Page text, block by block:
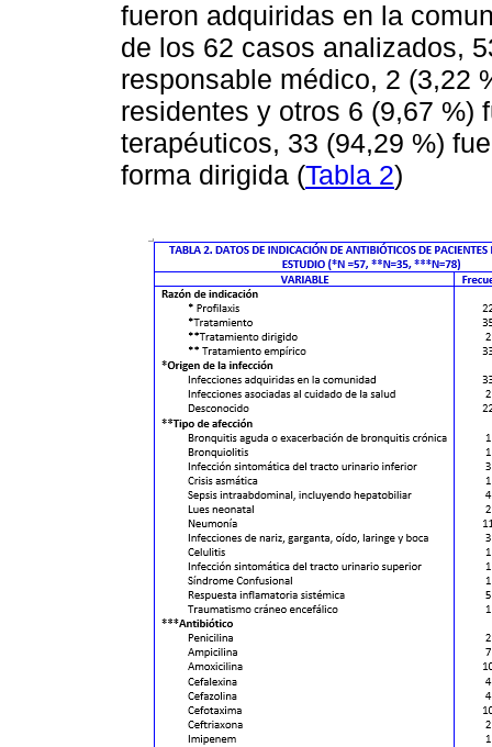
fueron adquiridas en la
de los 62 casos analizados,
responsable médico, 2 (3,22
residentes y otros 6 (9,67 %)
terapéuticos, 33 (94,29 %)
forma dirigida (Tabla 2)